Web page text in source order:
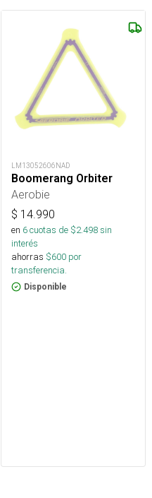
LM13052606NAD
Boomerang Orbiter
Aerobie
$ 14.990
en 6cuotas de $2.498sin
interés
ahorras $600 por
transferencia.
Disponible